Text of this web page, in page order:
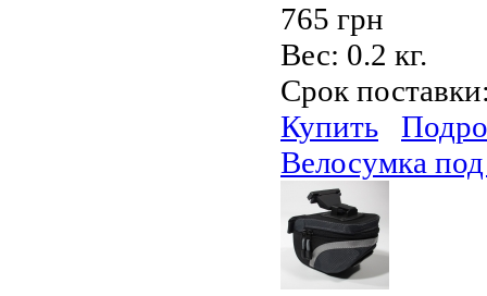
765 грн
Вес: 0.2 кг.
Срок
Купить
Велосумка